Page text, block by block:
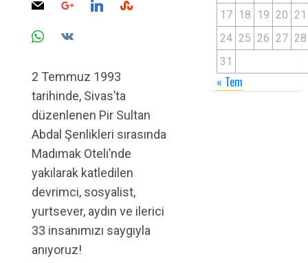
2 Temmuz 1993
tarihinde, Sivas’ta
düzenlenen Pir Sultan
Abdal Şenlikleri sırasında
Madımak Oteli’nde
yakılarak katledilen
devrimci, sosyalist,
yurtsever, aydın ve ilerici
33 insanımızı saygıyla
anıyoruz!
17 18 19 20 21
24 25 26 27 28
31
« Tem